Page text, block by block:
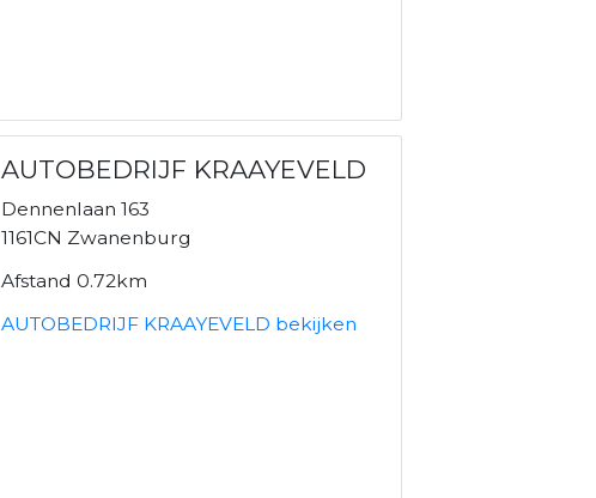
AUTOBEDRIJF KRAAYEVELD
Dennenlaan 163
1161CN Zwanenburg
Afstand 0.72km
AUTOBEDRIJF KRAAYEVELD bekijken